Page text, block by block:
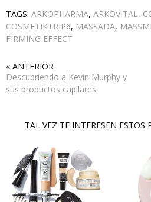
TAGS: ARKOPHARMA, ARKOVITAL,
COSMETIKTRIP6, MASSADA,
FIRMING EFFECT
« ANTERIOR
Descubriendo a Kevin Murphy y
sus productos capilares
TAL VEZ TE INTERESEN ESTOS